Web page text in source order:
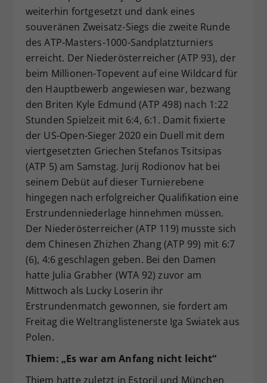
weiterhin fortgesetzt und dank eines
souveränen Zweisatz-Siegs die zweite Runde
des ATP-Masters-1000-Sandplatzturniers
erreicht. Der Niederösterreicher (ATP 93), der
beim Millionen-Topevent auf eine Wildcard für
den Hauptbewerb angewiesen war, bezwang
den Briten Kyle Edmund (ATP 498) nach 1:22
Stunden Spielzeit mit 6:4, 6:1. Damit fixierte
der US-Open-Sieger 2020 ein Duell mit dem
viertgesetzten Griechen Stefanos Tsitsipas
(ATP 5) am Samstag. Jurij Rodionov hat bei
seinem Debüt auf dieser Turnierebene
hingegen nach erfolgreicher Qualifikation eine
Erstrundenniederlage hinnehmen müssen.
Der Niederösterreicher (ATP 119) musste sich
dem Chinesen Zhizhen Zhang (ATP 99) mit 6:7
(6), 4:6 geschlagen geben. Bei den Damen
hatte Julia Grabher (WTA 92) zuvor am
Mittwoch als Lucky Loserin ihr
Erstrundenmatch gewonnen, sie fordert am
Freitag die Weltranglistenerste Iga Swiatek aus
Polen.
Thiem: „Es war am Anfang nicht leicht“
Thiem hatte zuletzt in Estoril und München
Zweck
Dieser Wert speichert Ihre Consent-
Einstellungen. Unter anderem eine
zufällig generierte ID, für die
historische Speicherung Ihrer
vorgenommen Einstellungen, falls der
Webseiten-Betreiber dies eingestellt
hat.